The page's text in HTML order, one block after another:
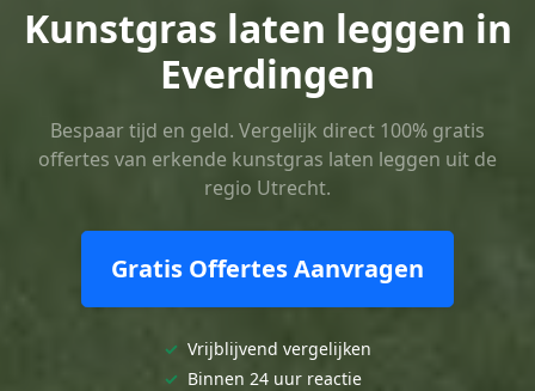
Kunstgras laten leggen in
Everdingen
Bespaar tijd en geld. Vergelijk direct 100% gratis
offertes van erkende kunstgras laten leggen uit de
regio Utrecht.
Gratis Offertes Aanvragen
✓ Vrijblijvend vergelijken
✓ Binnen 24 uur reactie